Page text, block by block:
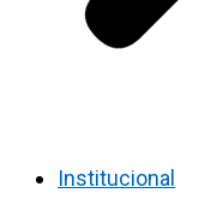
Institucional